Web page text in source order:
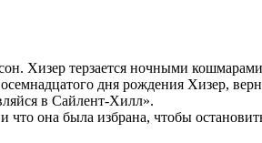
Хизер терзается ночными
дня рождения Хизер,
в Сайлент-Хилл».
она была избрана, чтобы